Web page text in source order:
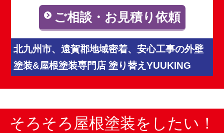
ご相談・お見積り依頼
北九州市、遠賀郡地域密着、安心工事の外壁
塗装&屋根塗装専門店 塗り替えYUUKING
そろそろ屋根塗装をしたい！